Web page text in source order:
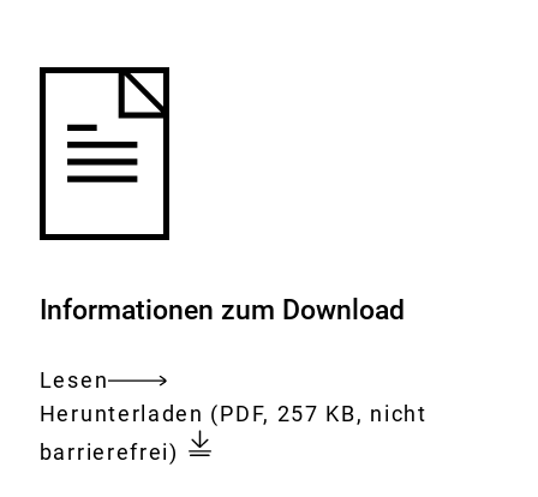
Informationen zum Download
Lesen
Gesamtes
Dokument
Download:
Herunterladen Chemikalien
im
(PDF, 257 KB, nicht
barrierefrei)